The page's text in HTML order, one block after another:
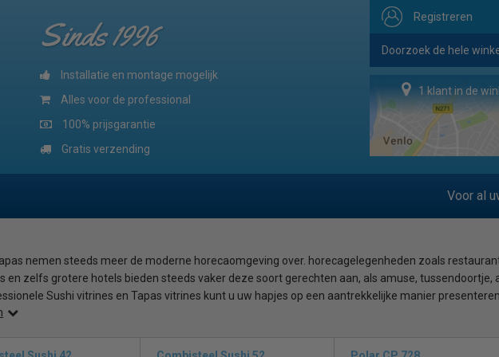
Registreren
Sinds 1996
Installatie en montage mogelijk
Alles voor de professional
100% prijsgarantie
Gratis verzending
1 klant in de
Voor al
nemen steeds meer de moderne horecaomgeving over. horecagelegenheden zoals
en zelfs grotere hotels bieden steeds vaker deze soort gerechten aan, als amuse, tussendoortje,
Sushi vitrines en Tapas vitrines kunt u uw hapjes op een aantrekkelijke manier